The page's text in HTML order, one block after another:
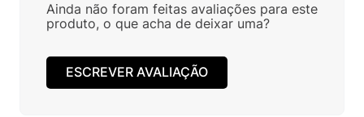
Ainda não foram feitas avaliações para este
produto, o que acha de deixar uma?
ESCREVER AVALIAÇÃO